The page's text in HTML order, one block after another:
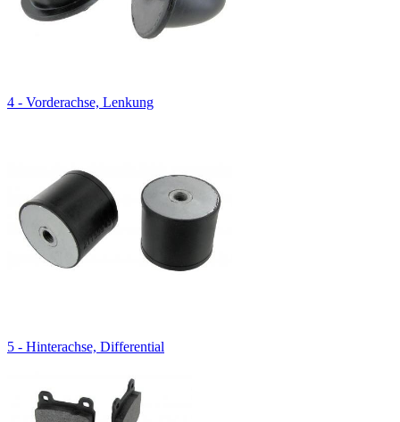
4 - Vorderachse, Lenkung
5 - Hinterachse, Differential